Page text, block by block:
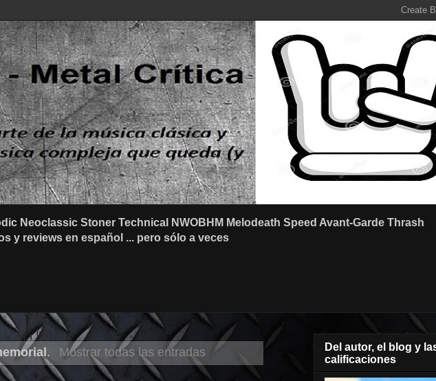
Neoclassic Stoner Technical NWOBHM Melodeath Speed Avant-Garde Thrash
y reviews en español ... pero sólo a veces
. Mostrar todas las entradas
Del autor, el blog y
calificaciones